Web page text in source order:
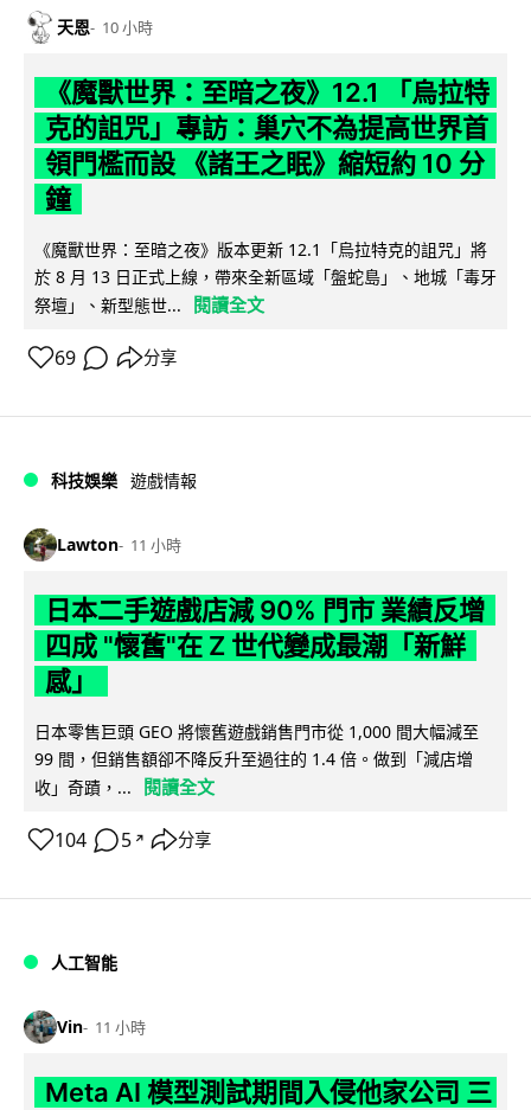
天恩 10 小時
《魔獸世界：至暗之夜》12.1 「烏拉特
克的詛咒」專訪：巢穴不為提高世界首
領門檻而設 《諸王之眠》縮短約 10 分
鐘
《魔獸世界：至暗之夜》版本更新 12.1「烏拉特克的詛咒」將
於 8 月 13 日正式上線，帶來全新區域「盤蛇島」、地城「毒牙
祭壇」、新型態世...
閱讀全文
69 分享
科技娛樂 遊戲情報
Lawton 11 小時
日本二手遊戲店減 90% 門市 業績反增
四成 "懷舊"在 Z 世代變成最潮「新鮮
感」
日本零售巨頭 GEO 將懷舊遊戲銷售門市從 1,000 間大幅減至
99 間，但銷售額卻不降反升至過往的 1.4 倍。做到「減店增
收」奇蹟，...
閱讀全文
104 5 ↗ 分享
人工智能
Vin 11 小時
Meta AI 模型測試期間入侵他家公司 三